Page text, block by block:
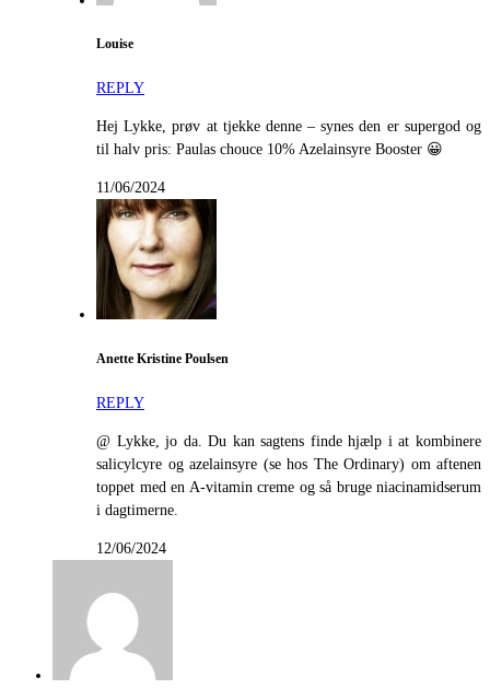
Louise
REPLY
Hej Lykke, prøv at tjekke denne – synes den er supergod og
til halv pris: Paulas chouce 10% Azelainsyre Booster 😀
11/06/2024
Anette Kristine Poulsen
REPLY
@ Lykke, jo da. Du kan sagtens finde hjælp i at kombinere
salicylcyre og azelainsyre (se hos The Ordinary) om aftenen
toppet med en A-vitamin creme og så bruge niacinamidserum
i dagtimerne.
12/06/2024